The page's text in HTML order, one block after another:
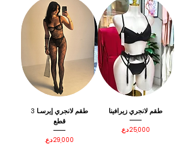
طقم لانجري زيرافينا
السعر
طقم لانجري إيرسـا 3
قطع
السعر